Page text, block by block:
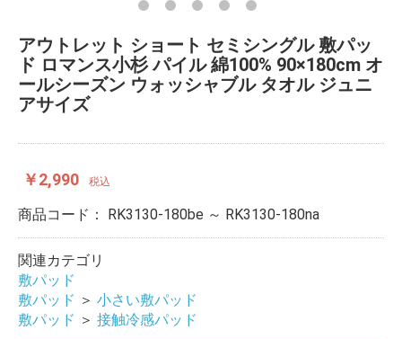
アウトレット ショート セミシングル 敷パッ
ド ロマンス小杉 パイル 綿100% 90×180cm オ
ールシーズン ウォッシャブル タオル ジュニ
アサイズ
￥2,990 税込
商品コード： RK3130-180be ～ RK3130-180na
関連カテゴリ
敷パッド
敷パッド ＞ 小さい敷パッド
敷パッド ＞ 接触冷感パッド